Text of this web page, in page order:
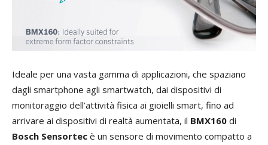
Ideale per una vasta gamma di applicazioni, che spaziano
dagli smartphone agli smartwatch, dai dispositivi di
monitoraggio dell’attività fisica ai gioielli smart, fino ad
arrivare ai dispositivi di realtà aumentata, il BMX160 di
Bosch Sensortec è un sensore di movimento compatto a